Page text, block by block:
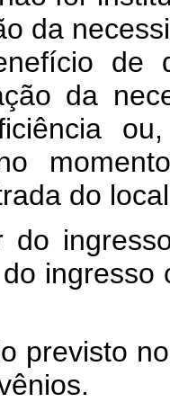
da
da
do
do
previsto